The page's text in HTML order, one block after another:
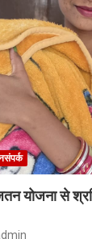
जतन योजना से